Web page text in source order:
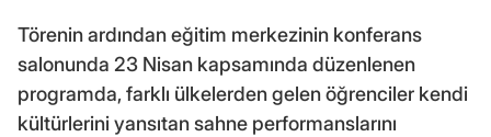
Törenin ardından eğitim merkezinin konferans
salonunda 23 Nisan kapsamında düzenlenen
programda, farklı ülkelerden gelen öğrenciler kendi
kültürlerini yansıtan sahne performanslarını